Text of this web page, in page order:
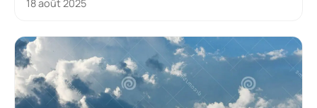
18 août 2025